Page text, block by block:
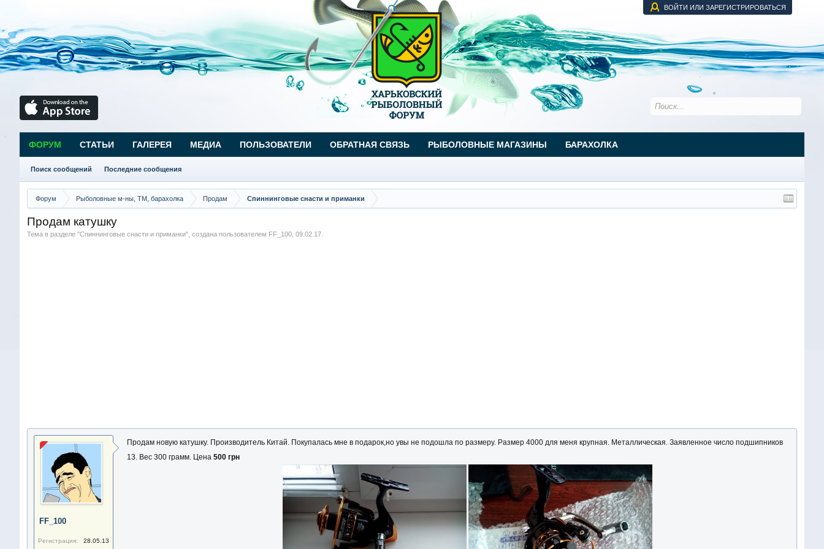
ВОЙТИ ИЛИ ЗАРЕГИСТРИРОВАТЬСЯ
Форум Рыболовные м-ны, ТМ, барахолка Продам Спиннинговые снасти и приманки
Продам катушку
Тема в разделе "Спиннинговые снасти и приманки", создана пользователем FF_100, 09.02.17.
FF_100
Регистрация:
28.05.13
Продам новую катушку. Производитель Китай. Покупалась мне в подарок,но увы не подошла по размеру. Размер 4000 для меня крупная. Металлическая. Заявленное число подшипников
13. Вес 300 грамм. Цена 500 грн
ФОРУМ
Поиск сообщений Последние сообщения
СТАТЬИ ГАЛЕРЕЯ МЕДИА ПОЛЬЗОВАТЕЛИ ОБРАТНАЯ СВЯЗЬ РЫБОЛОВНЫЕ МАГАЗИНЫ БАРАХОЛКА